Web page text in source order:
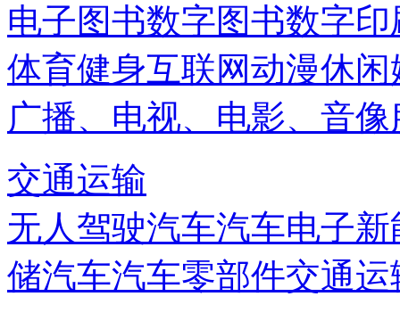
电子图书数字图书数字印
体育健身互联网动漫休闲
广播、电视、电影、音像
交通运输
无人驾驶汽车汽车电子新
储汽车汽车零部件交通